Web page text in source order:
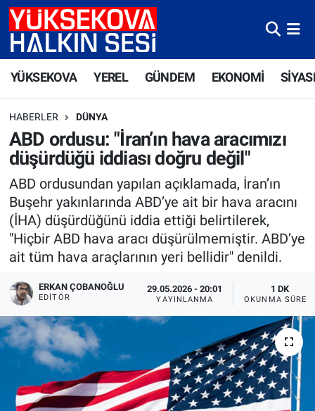
YÜKSEKOVA YEREL GÜNDEM EKONOMİ
HABERLER DÜNYA
ABD ordusu: "İran’ın hava aracımızı
düşürdüğü iddiası doğru değil"
ABD ordusundan yapılan açıklamada, İran’ın
Buşehr yakınlarında ABD’ye ait bir hava aracını
(İHA) düşürdüğünü iddia ettiği belirtilerek,
"Hiçbir ABD hava aracı düşürülmemiştir. ABD’ye
ait tüm hava araçlarının yeri bellidir" denildi.
ERKAN ÇOBANOĞLU
EDITÖR
29.05.2026 - 20:01
YAYINLANMA
1 DK
OKUNMA SÜRESI
Yüksekova Nöbetçi Eczaneler
Yüksekova Trafik Yoğunluk Haritası
Süper Lig Puan Durumu ve Fikstür
Tüm Manşetler
Son Dakika Haberleri